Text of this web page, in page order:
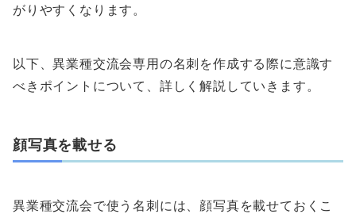
がりやすくなります。
以下、異業種交流会専用の名刺を作成する際に意識す
べきポイントについて、詳しく解説していきます。
顔写真を載せる
異業種交流会で使う名刺には、顔写真を載せておくこ